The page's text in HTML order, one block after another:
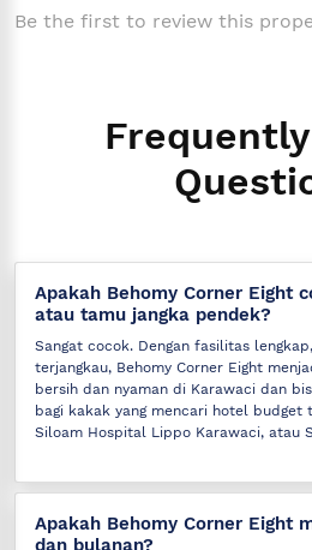
Be the first to review this
Apakah Behomy Corner Eight
atau tamu jangka pendek?
Sangat cocok. Dengan fasilitas
terjangkau, Behomy Corner Eight
bersih dan nyaman di Karawaci dan
bagi kakak yang mencari hotel budget
Siloam Hospital Lippo Karawaci, atau
Apakah Behomy Corner Eight
dan bulanan?